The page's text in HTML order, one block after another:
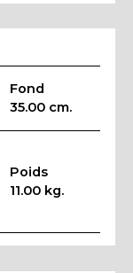
Fond
35.00 cm.
Poids
11.00 kg.